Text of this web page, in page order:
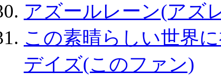
アズールレーン(アズ
この素晴らしい世界
デイズ(このファン)